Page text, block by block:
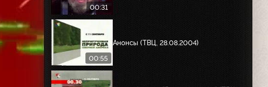
00:31
00:55
Анонсы (ТВЦ, 28.08.2004)